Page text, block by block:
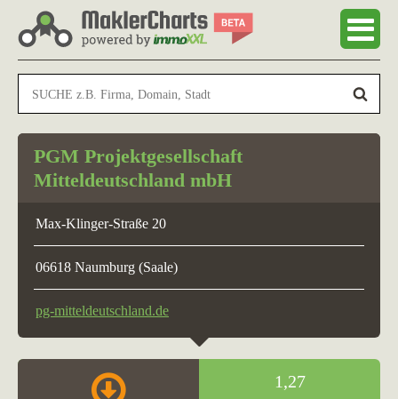
PGM Projektgesellschaft
Mitteldeutschland mbH
Max-Klinger-Straße 20
06618 Naumburg (Saale)
pg-mitteldeutschland.de
1,27